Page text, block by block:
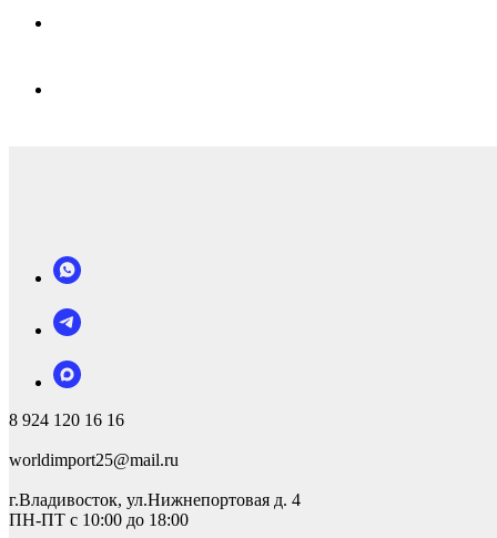
8 924 120 16 16
worldimport25@mail.ru
г.Владивосток, ул.Нижнепортовая д. 4
ПН-ПТ с 10:00 до 18:00